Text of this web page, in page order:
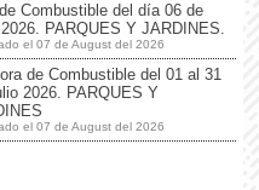
Combustible del día 06 de
PARQUES Y JARDINES.
el 07 de August del 2026
de Combustible del 01 al 31
2026. PARQUES Y
el 07 de August del 2026